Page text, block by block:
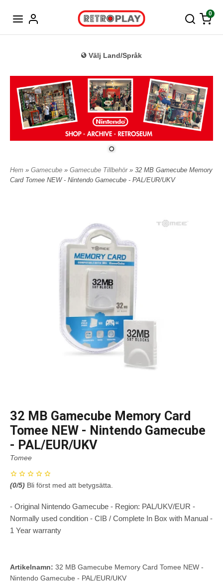
0
Välj Land/Språk
Hem » Gamecube » Gamecube Tillbehör » 32 MB Gamecube Memory
Card Tomee NEW - Nintendo Gamecube - PAL/EUR/UKV
32 MB Gamecube Memory Card
Tomee NEW - Nintendo Gamecube
- PAL/EUR/UKV
Tomee
(0/5) Bli först med att betygsätta.
- Original Nintendo Gamecube - Region: PAL/UKV/EUR -
Normally used condition - CIB / Complete In Box with Manual -
1 Year warranty
Artikelnamn: 32 MB Gamecube Memory Card Tomee NEW -
Nintendo Gamecube - PAL/EUR/UKV